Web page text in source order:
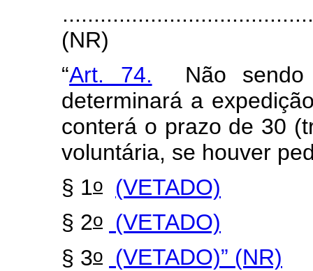
(NR)
“Art. 74. Não sendo
determinará a
conterá o prazo de 30
voluntária, se houver
§ 1o
(VETADO)
§ 2o
(VETADO)
§ 3o
(VETADO)” (NR)